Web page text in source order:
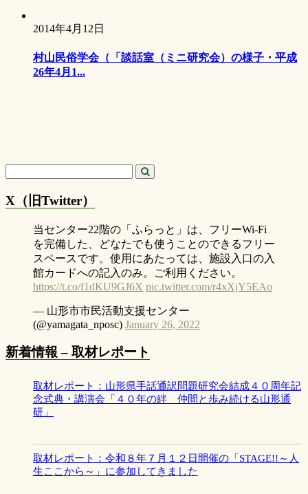
2014年4月12日
村山民俗学会（「談話室（ミニ研究会）の様子・平成
26年4月1...
X（旧Twitter）
当センター22階の「ふらっと」は、フリーWi-Fi
を完備した、どなたでも使うことのできるフリー
スペースです。使用にあたっては、施設入口の入
館カードへの記入のみ。ご利用ください。
https://t.co/f1dKU9GJ6X pic.twitter.com/r4xXjY5EAo
— 山形市市民活動支援センター
(@yamagata_nposc) January 26, 2022
新着情報 – 取材レポート
取材レポート：山形県手話通訳問題研究会結成４０周年記
念式典・講演会「４０年の絆 仲間と歩み続ける山形通
研」
取材レポート：令和８年７月１２日開催の「STAGE!!～人
生ここから～」に参加してきました